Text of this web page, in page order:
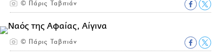
© Πάρις Ταβιτιάν
© Πάρις Ταβιτιάν